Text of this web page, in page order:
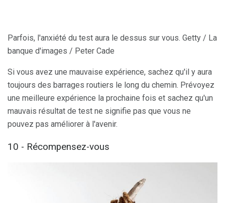
Parfois, l'anxiété du test aura le dessus sur vous. Getty / La
banque d'images / Peter Cade
Si vous avez une mauvaise expérience, sachez qu'il y aura
toujours des barrages routiers le long du chemin. Prévoyez
une meilleure expérience la prochaine fois et sachez qu'un
mauvais résultat de test ne signifie pas que vous ne
pouvez pas améliorer à l'avenir.
10 - Récompensez-vous